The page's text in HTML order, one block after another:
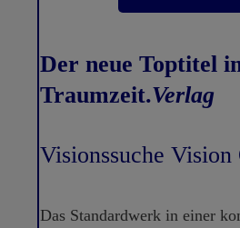
Der neue Toptitel
Traumzeit.Verlag
Visionssuche Vision
Das Standardwerk in einer